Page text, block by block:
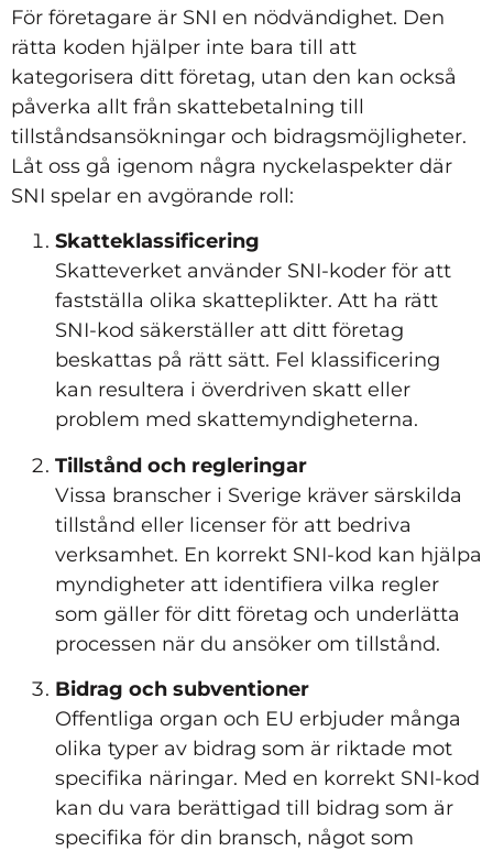
För företagare är SNI en nödvändighet. Den
rätta koden hjälper inte bara till att
kategorisera ditt företag, utan den kan också
påverka allt från skattebetalning till
tillståndsansökningar och bidragsmöjligheter.
Låt oss gå igenom några nyckelaspekter där
SNI spelar en avgörande roll:
Skatteklassificering
Skatteverket använder SNI-koder för att
fastställa olika skatteplikter. Att ha rätt
SNI-kod säkerställer att ditt företag
beskattas på rätt sätt. Fel klassificering
kan resultera i överdriven skatt eller
problem med skattemyndigheterna.
Tillstånd och regleringar
Vissa branscher i Sverige kräver särskilda
tillstånd eller licenser för att bedriva
verksamhet. En korrekt SNI-kod kan hjälpa
myndigheter att identifiera vilka regler
som gäller för ditt företag och underlätta
processen när du ansöker om tillstånd.
Bidrag och subventioner
Offentliga organ och EU erbjuder många
olika typer av bidrag som är riktade mot
specifika näringar. Med en korrekt SNI-kod
kan du vara berättigad till bidrag som är
specifika för din bransch, något som